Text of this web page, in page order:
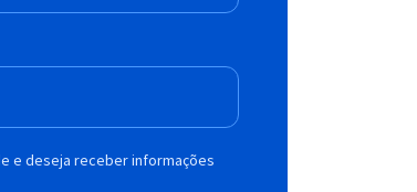
e deseja receber informações